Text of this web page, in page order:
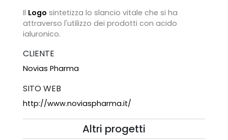
Il Logo sintetizza lo slancio vitale che si ha
attraverso l'utilizzo dei prodotti con acido
ialuronico.
CLIENTE
Novias Pharma
SITO WEB
http://www.noviaspharma.it/
Altri progetti